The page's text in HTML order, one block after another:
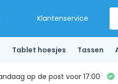
Klantenservice
Tablet hoesjes Tassen
op de post voor 17:00